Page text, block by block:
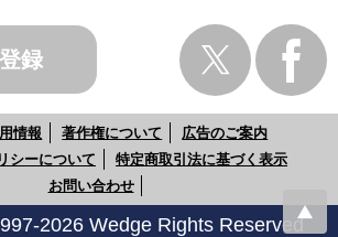
録
情報 著作権について
広告のご案内
シーについて
特定商取引法に基づく表示
お問い合わせ
2026 Wedge Rights Reserved